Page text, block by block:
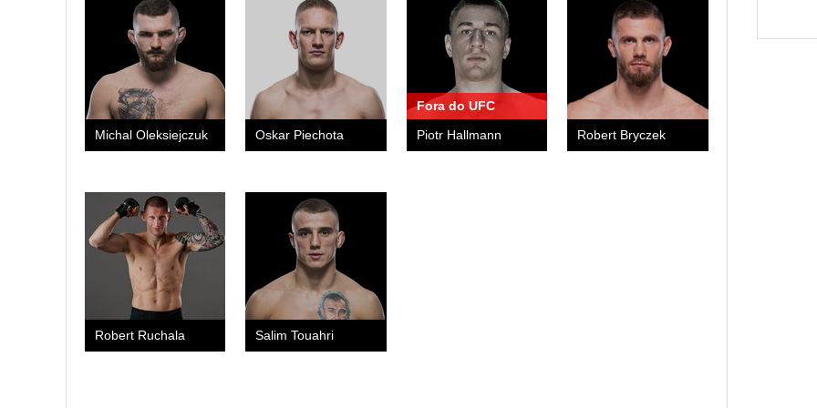
Michal Oleksiejczuk Oskar Piechota
Fora do UFC
Piotr Hallmann Robert Bryczek
Robert Ruchala Salim Touahri